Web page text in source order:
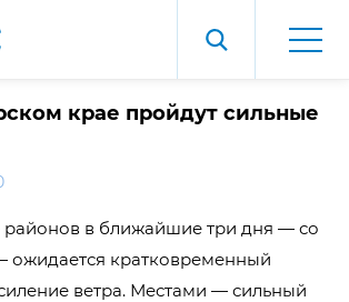
крае пройдут сильные
районов в ближайшие три дня — со
ожидается кратковременный
ветра. Местами — сильный